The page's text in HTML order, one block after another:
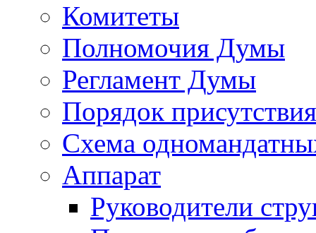
Комитеты
Полномочия Думы
Регламент Думы
Порядок
Схема
Аппарат
Руководители